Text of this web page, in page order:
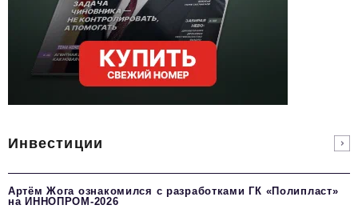
Инвестиции
Артём Жога ознакомился с разработками ГК «Полипласт»
на ИННОПРОМ-2026